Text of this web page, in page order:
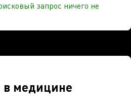
запрос ничего не
в медицине